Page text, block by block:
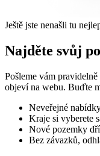
Ještě jste nenašli tu
Najděte svůj
Pošleme vám
objeví na webu. Buďte
Neveřejné
Kraje si vyberete
Nové pozemky
Bez závazků,